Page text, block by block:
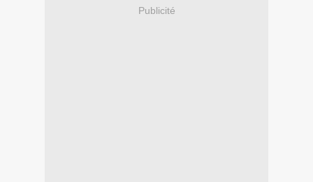
Publicité